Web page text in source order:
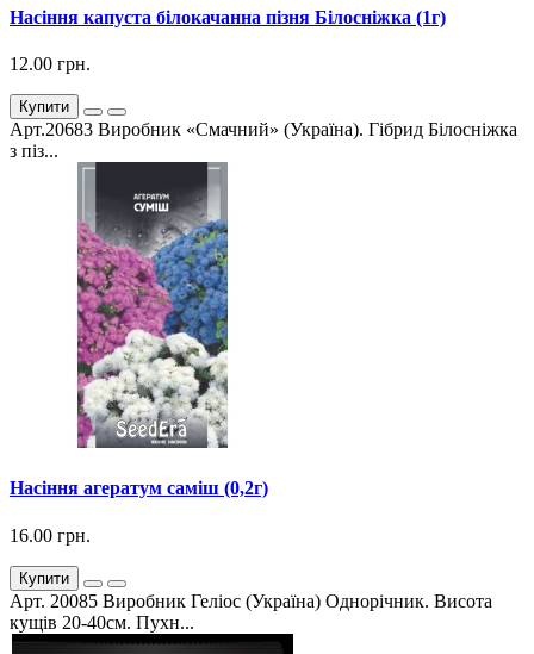
Насіння капуста білокачанна пізня Білосніжка (1г)
12.00 грн.
Купити
Арт.20683 Виробник «Смачний» (Україна). Гібрид Білосніжка
з піз...
Насіння агератум саміш (0,2г)
16.00 грн.
Купити
Арт. 20085 Виробник Геліос (Україна) Однорічник. Висота
кущів 20-40см. Пухн...